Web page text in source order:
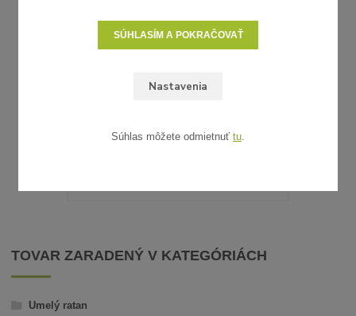
UMELÝ RATAN - VZORKA
bez DPH SKLADOM
TOVAR ZARADENÝ V KATEGÓRIÁCH
Umelý ratan
Nastavenia
SÚHLASÍM A POKRAČOVAŤ
Súhlas môžete odmietnuť tu.